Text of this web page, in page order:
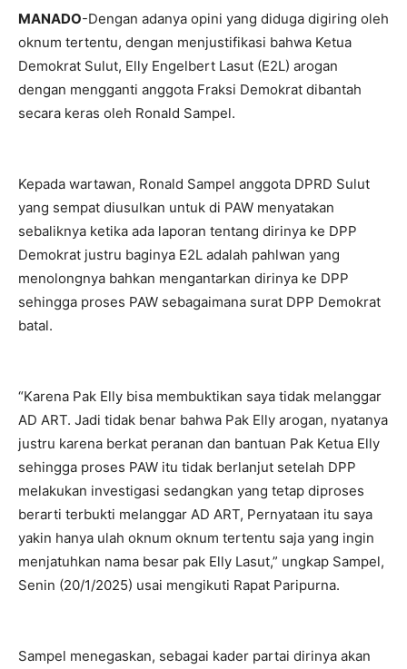
MANADO-Dengan adanya opini yang diduga digiring oleh
oknum tertentu, dengan menjustifikasi bahwa Ketua
Demokrat Sulut, Elly Engelbert Lasut (E2L) arogan
dengan mengganti anggota Fraksi Demokrat dibantah
secara keras oleh Ronald Sampel.
Kepada wartawan, Ronald Sampel anggota DPRD Sulut
yang sempat diusulkan untuk di PAW menyatakan
sebaliknya ketika ada laporan tentang dirinya ke DPP
Demokrat justru baginya E2L adalah pahlwan yang
menolongnya bahkan mengantarkan dirinya ke DPP
sehingga proses PAW sebagaimana surat DPP Demokrat
batal.
“Karena Pak Elly bisa membuktikan saya tidak melanggar
AD ART. Jadi tidak benar bahwa Pak Elly arogan, nyatanya
justru karena berkat peranan dan bantuan Pak Ketua Elly
sehingga proses PAW itu tidak berlanjut setelah DPP
melakukan investigasi sedangkan yang tetap diproses
berarti terbukti melanggar AD ART, Pernyataan itu saya
yakin hanya ulah oknum oknum tertentu saja yang ingin
menjatuhkan nama besar pak Elly Lasut,” ungkap Sampel,
Senin (20/1/2025) usai mengikuti Rapat Paripurna.
Sampel menegaskan, sebagai kader partai dirinya akan